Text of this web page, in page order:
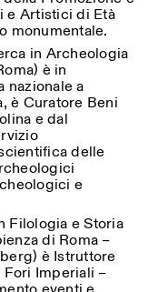
e Artistici di Età
monumentale.
in Archeologia
è in
nazionale a
è Curatore Beni
e dal
delle
e
Filologia e Storia
di Roma –
è Istruttore
Imperiali –